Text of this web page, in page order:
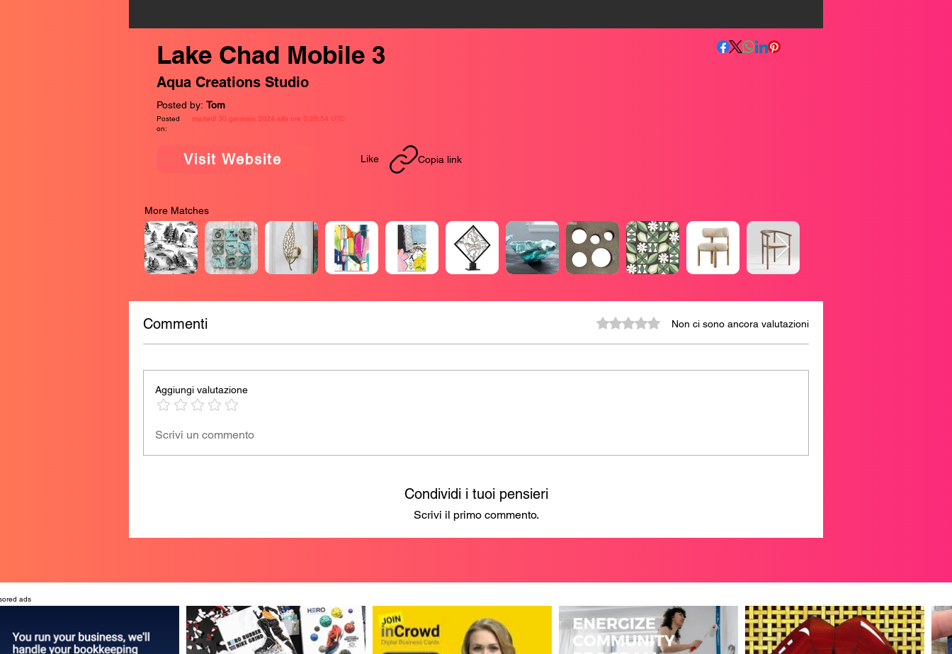
Lake Chad Mobile 3
Aqua Creations Studio
Posted by: Tom
Posted
on:
martedì 30 gennaio 2024 alle ore 0:26:54 UTC
Visit Website Like Copia link
More Matches
Commenti Valutazione 0 stelle su 5.Non ci sono ancora valutazioni
Aggiungi valutazione
Scrivi un commento
Condividi i tuoi pensieri
Scrivi il primo commento.
ads